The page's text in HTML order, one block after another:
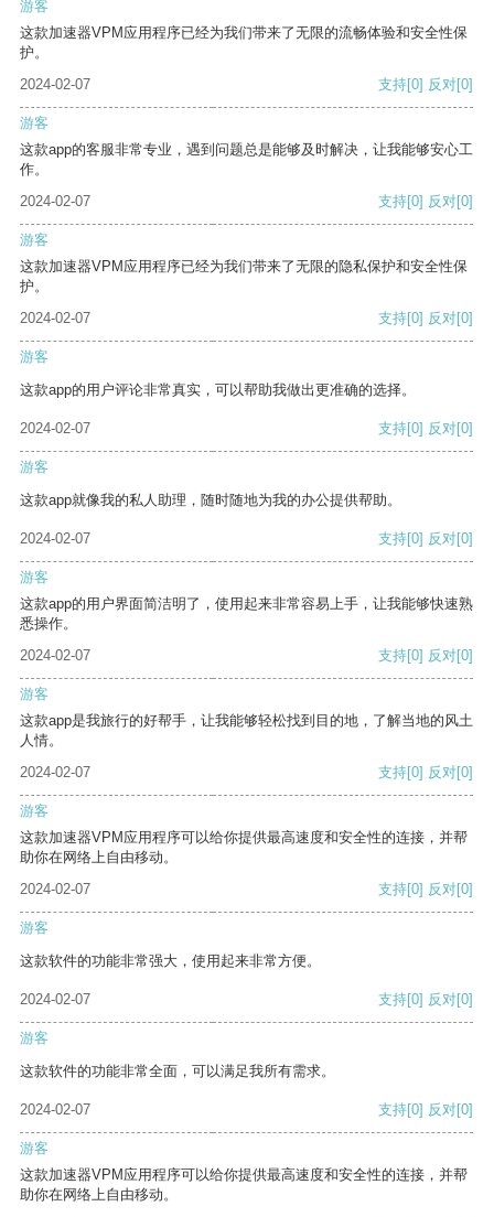
游客
这款加速器VPM应用程序已经为我们带来了无限的流畅体验和安全性保
护。
2024-02-07
支持[0] 反对[0]
游客
这款app的客服非常专业，遇到问题总是能够及时解决，让我能够安心工
作。
2024-02-07
支持[0] 反对[0]
游客
这款加速器VPM应用程序已经为我们带来了无限的隐私保护和安全性保
护。
2024-02-07
支持[0] 反对[0]
游客
这款app的用户评论非常真实，可以帮助我做出更准确的选择。
2024-02-07 支持[0] 反对[0]
游客
这款app就像我的私人助理，随时随地为我的办公提供帮助。
2024-02-07 支持[0] 反对[0]
游客
这款app的用户界面简洁明了，使用起来非常容易上手，让我能够快速熟
悉操作。
2024-02-07
支持[0] 反对[0]
游客
这款app是我旅行的好帮手，让我能够轻松找到目的地，了解当地的风土
人情。
2024-02-07
支持[0] 反对[0]
游客
这款加速器VPM应用程序可以给你提供最高速度和安全性的连接，并帮
助你在网络上自由移动。
2024-02-07
支持[0] 反对[0]
游客
这款软件的功能非常强大，使用起来非常方便。
2024-02-07 支持[0] 反对[0]
游客
这款软件的功能非常全面，可以满足我所有需求。
2024-02-07 支持[0] 反对[0]
游客
这款加速器VPM应用程序可以给你提供最高速度和安全性的连接，并帮
助你在网络上自由移动。